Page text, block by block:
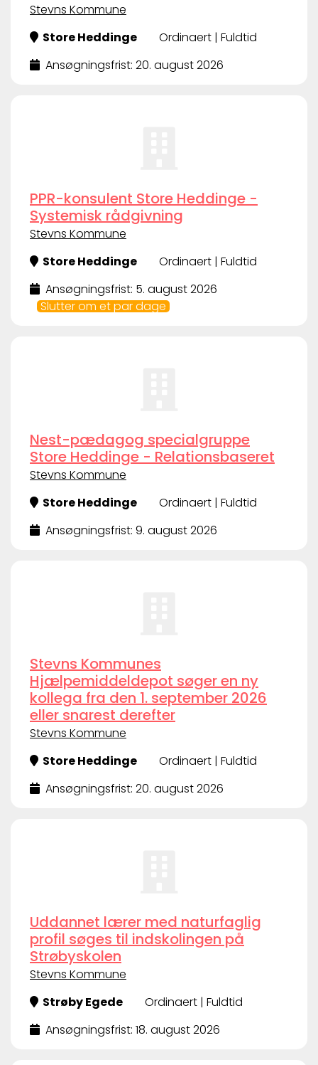
Stevns Kommune
Store Heddinge
Ordinaert | Fuldtid
Ansøgningsfrist: 20. august 2026
PPR-konsulent Store Heddinge -
Systemisk rådgivning
Stevns Kommune
Store Heddinge
Ordinaert | Fuldtid
Ansøgningsfrist: 5. august 2026
Slutter om et par dage
Nest-pædagog specialgruppe
Store Heddinge - Relationsbaseret
Stevns Kommune
Store Heddinge
Ordinaert | Fuldtid
Ansøgningsfrist: 9. august 2026
Stevns Kommunes
Hjælpemiddeldepot søger en ny
kollega fra den 1. september 2026
eller snarest derefter
Stevns Kommune
Store Heddinge
Ordinaert | Fuldtid
Ansøgningsfrist: 20. august 2026
Uddannet lærer med naturfaglig
profil søges til indskolingen på
Strøbyskolen
Stevns Kommune
Strøby Egede
Ordinaert | Fuldtid
Ansøgningsfrist: 18. august 2026